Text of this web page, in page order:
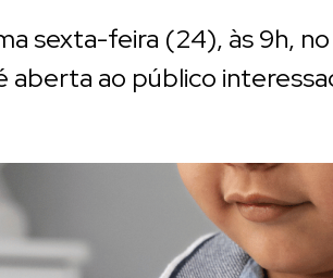
sexta-feira (24), às 9h,
aberta ao público